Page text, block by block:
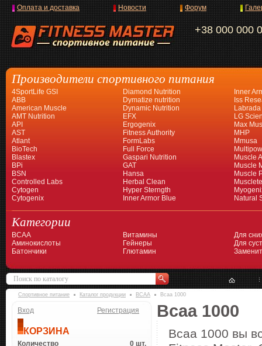
+38 000 000
Оплата и доставка Новости Форум
Производители спортивного питания
4SportLife GSI
ABB
American Muscle
AMT Nutrition
API
AST
Atlant
BioTech
Blastex
BPi
BSN
Controlled Labs
Cytogen
Cytogenix
Diamond Nutrition
Dymatize nutrition
Dynamic Nutrition
EFX
Ergogenix
Fitness Authority
FormLabs
Full Force
Gaspari Nutrition
GAT
Hansa
Herbal Clean
Hyper Sterngth
Inner Armor Blue
Inner
Iss
Labrada
LG
Max
MHP
Mmusa
Muscle
Muscle
Muscle
Natural
Категории
BCAA
Аминокислоты
Батончики
Витамины
Гейнеры
Глютамин
Для
Для
Спортивное питание Каталог продукции BCAA Bcaa 1000
Вход Регистрация
КОРЗИНА
Количество 0 шт.
Bcaa 1000
Bcaa 1000 вы